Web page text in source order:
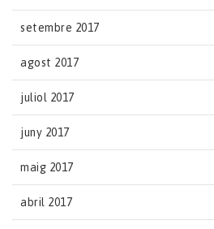
setembre 2017
agost 2017
juliol 2017
juny 2017
maig 2017
abril 2017